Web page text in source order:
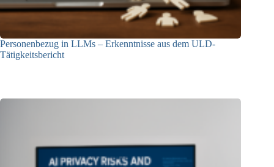
Personenbezug in LLMs – Erkenntnisse aus dem ULD-
Tätigkeitsbericht